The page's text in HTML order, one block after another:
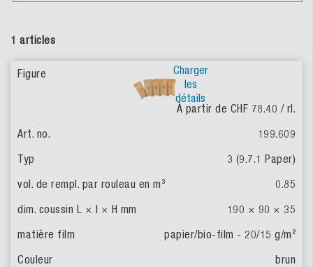
1 articles
Charger
les
détails
À partir de CHF 78.40 / rl.
199.609
3 (9.7.1 Paper)
0.85
190 × 90 × 35
papier/bio-film - 20/15 g/m²
brun